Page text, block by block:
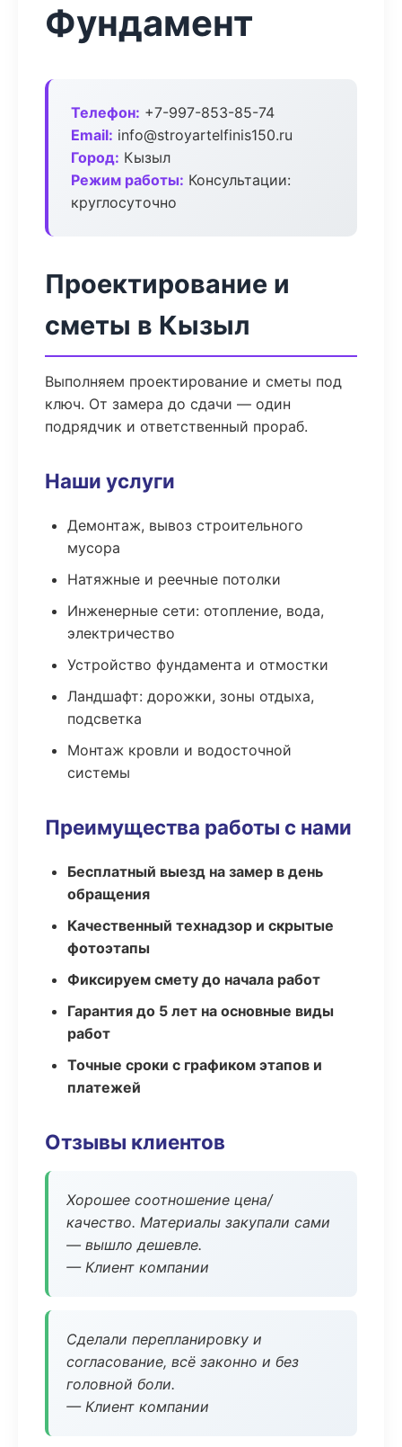
Фундамент
Телефон: +7-997-853-85-74
Email: info@stroyartelfinis150.ru
Город: Кызыл
Режим работы: Консультации:
круглосуточно
Проектирование и
сметы в Кызыл
Выполняем проектирование и сметы под
ключ. От замера до сдачи — один
подрядчик и ответственный прораб.
Наши услуги
Демонтаж, вывоз строительного
мусора
Натяжные и реечные потолки
Инженерные сети: отопление, вода,
электричество
Устройство фундамента и отмостки
Ландшафт: дорожки, зоны отдыха,
подсветка
Монтаж кровли и водосточной
системы
Преимущества работы с нами
Бесплатный выезд на замер в день
обращения
Качественный технадзор и скрытые
фотоэтапы
Фиксируем смету до начала работ
Гарантия до 5 лет на основные виды
работ
Точные сроки с графиком этапов и
платежей
Отзывы клиентов
Хорошее соотношение цена/
качество. Материалы закупали сами
— вышло дешевле.
— Клиент компании
Сделали перепланировку и
согласование, всё законно и без
головной боли.
— Клиент компании